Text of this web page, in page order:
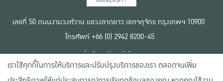
เลขที่ 50 ถนนงามวงศ์วาน แขวงลาดยาว เขตจตุจักร กรุงเทพฯ 10900
โทรศัพท์ +66 (0) 2942 8200-45
เงื่อนไขการใช้งานเว็บไซต์
ข้อตกลงด้านสิทธิ์ใช้งาน
นโยบายความเป็นส่วนตัว
เราใช้คุกกี้ในการให้บริการและปรับปรุงบริการของเรา ตลอดจนเพิ่ม